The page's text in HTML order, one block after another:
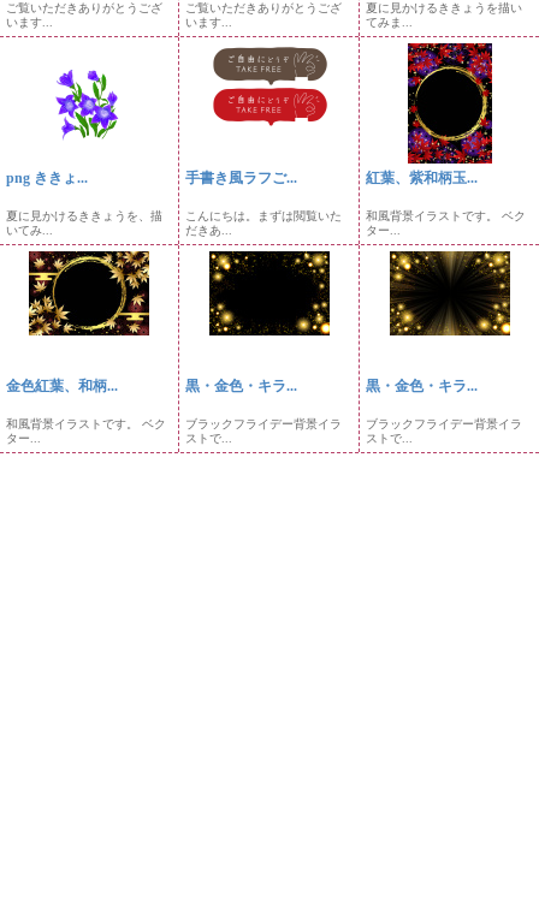
ご覧いただきありがとうござ
います...
ご覧いただきありがとうござ
います...
夏に見かけるききょうを描い
てみま...
png ききょ...
夏に見かけるききょうを、描
いてみ...
手書き風ラフご...
こんにちは。まずは閲覧いた
だきあ...
紅葉、紫和柄玉...
和風背景イラストです。 ベク
ター...
金色紅葉、和柄...
和風背景イラストです。 ベク
ター...
黒・金色・キラ...
ブラックフライデー背景イラ
ストで...
黒・金色・キラ...
ブラックフライデー背景イラ
ストで...